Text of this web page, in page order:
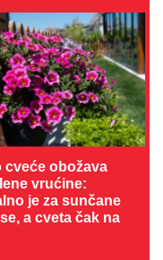
cveće obožava
vrućine:
je za sunčane
a cveta čak na